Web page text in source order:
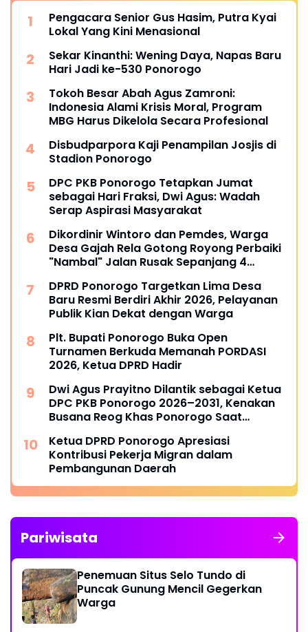
Pengacara Senior Gus Hasim, Putra Kyai
Lokal Yang Kini Menasional
Sekar Kinanthi: Wening Daya, Napas Baru
Hari Jadi ke-530 Ponorogo
Tokoh Besar Abah Agus Zamroni:
Indonesia Alami Krisis Moral, Program
MBG Harus Dikelola Secara Profesional
Disbudparpora Kaji Penampilan Josjis di
Stadion Ponorogo
DPC PKB Ponorogo Tetapkan Jumat
sebagai Hari Fraksi, Dwi Agus: Wadah
Serap Aspirasi Masyarakat
Dikordinir Wintoro dan Pemdes, Warga
Desa Gajah Rela Gotong Royong Perbaiki
"Nambal" Jalan Rusak Sepanjang 4
DPRD Ponorogo Targetkan Lima Desa
Baru Resmi Berdiri Akhir 2026, Pelayanan
Publik Kian Dekat dengan Warga
Plt. Bupati Ponorogo Buka Open
Turnamen Berkuda Memanah PORDASI
2026, Ketua DPRD Hadir
Dwi Agus Prayitno Dilantik sebagai Ketua
DPC PKB Ponorogo 2026–2031, Kenakan
Busana Reog Khas Ponorogo Saat
Ketua DPRD Ponorogo Apresiasi
Kontribusi Pekerja Migran dalam
Pembangunan Daerah
Pariwisata
Penemuan Situs Selo Tundo di
Puncak Gunung Mencil Gegerkan
Warga